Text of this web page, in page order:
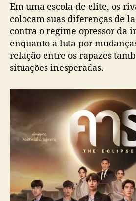
Em uma escola de elite, os
colocam suas diferenças de
contra o regime opressor da
enquanto a luta por
relação entre os rapazes
situações inesperadas.